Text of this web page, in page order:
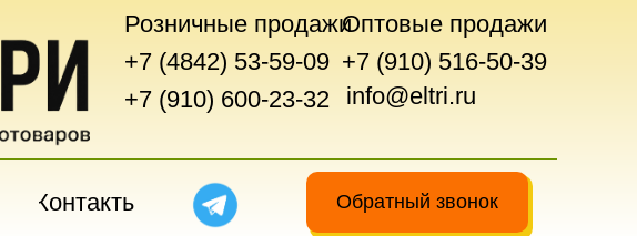
Розничные продажи
+7 (4842) 53-59-09
+7 (910) 600-23-32
Оптовые продажи
+7 (910) 516-50-39
Обратный звонок
Контакты
info@eltri.ru